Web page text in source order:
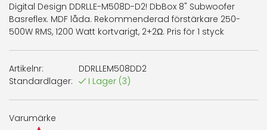
Digital Design DDRLLE-M508D-D2! DbBox 8" Subwoofer
Basreflex. MDF låda. Rekommenderad förstärkare 250-
500W RMS, 1200 Watt kortvarigt, 2+2Ω. Pris för 1 styck
Artikelnr:
DDRLLEM508DD2
Standardlager:
I Lager (3)
Varumärke